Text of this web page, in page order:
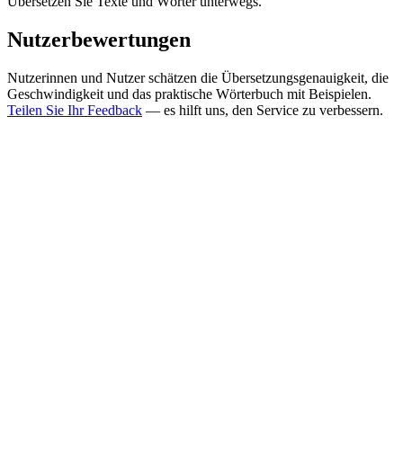
Nutzerbewertungen
Nutzerinnen und Nutzer schätzen die Übersetzungsgenauigkeit, die
Geschwindigkeit und das praktische Wörterbuch mit Beispielen.
Teilen Sie Ihr Feedback — es hilft uns, den Service zu verbessern.